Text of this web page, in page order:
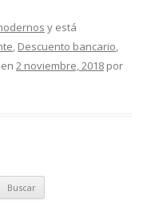
y está
, Descuento bancario,
en 2 noviembre, 2018 por